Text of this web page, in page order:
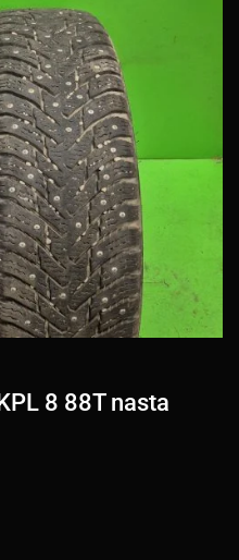
8 88T nasta